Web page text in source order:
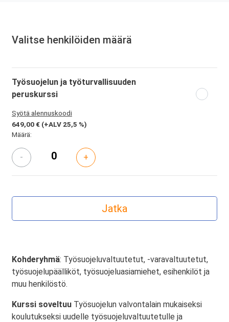
Valitse henkilöiden määrä
Työsuojelun ja työturvallisuuden
peruskurssi
Syötä alennuskoodi
649,00 € (+ALV 25,5 %)
Määrä:
- +
Kohderyhmä: Työsuojeluvaltuutetut, -varavaltuutetut,
työsuojelupäälliköt, työsuojeluasiamiehet, esihenkilöt ja
muu henkilöstö.
Kurssi soveltuu Työsuojelun valvontalain mukaiseksi
koulutukseksi uudelle työsuojeluvaltuutetulle ja